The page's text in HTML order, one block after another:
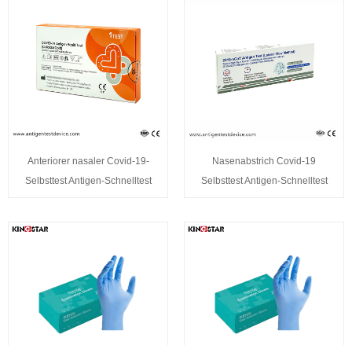
Anteriorer nasaler Covid-19-
Selbsttest Antigen-Schnelltest
Nasenabstrich Covid-19
Selbsttest Antigen-Schnelltest